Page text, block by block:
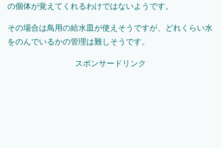
の個体が覚えてくれるわけではないようです。
その場合は鳥用の給水皿が使えそうですが、どれくらい水
をのんでいるかの管理は難しそうです。
スポンサードリンク